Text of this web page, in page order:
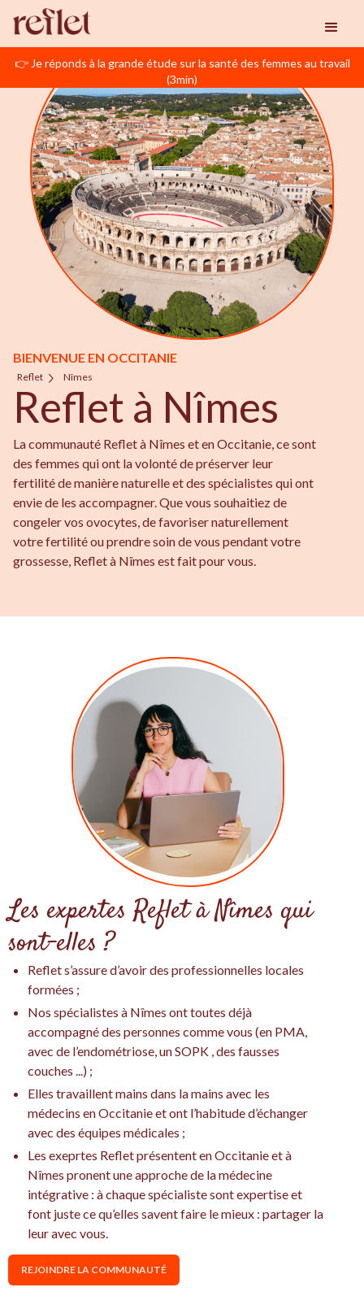
👉 Je réponds à la grande étude sur la santé des femmes au travail
(3min)
BIENVENUE EN OCCITANIE
Reflet Nîmes
Reflet à Nîmes
La communauté Reflet à Nîmes et en Occitanie, ce sont
des femmes qui ont la volonté de préserver leur
fertilité de manière naturelle et des spécialistes qui ont
envie de les accompagner. Que vous souhaitiez de
congeler vos ovocytes, de favoriser naturellement
votre fertilité ou prendre soin de vous pendant votre
grossesse, Reflet à Nîmes est fait pour vous.
Les expertes Reflet à Nîmes qui
sont-elles ?
Reflet s’assure d’avoir des professionnelles locales
formées ;
Nos spécialistes à Nîmes ont toutes déjà
accompagné des personnes comme vous (en PMA,
avec de l’endométriose, un SOPK , des fausses
couches ...) ;
Elles travaillent mains dans la mains avec les
médecins en Occitanie et ont l’habitude d’échanger
avec des équipes médicales ;
Les exeprtes Reflet présentent en Occitanie et à
Nîmes pronent une approche de la médecine
intégrative : à chaque spécialiste sont expertise et
font juste ce qu’elles savent faire le mieux : partager la
leur avec vous.
REJOINDRE LA COMMUNAUTÉ